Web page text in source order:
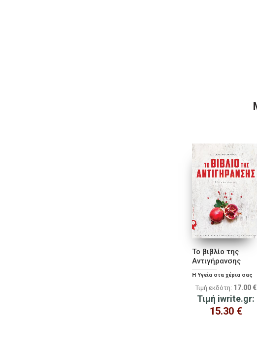
Το βιβλίο της
Αντιγήρανσης
Η Υγεία στα χέρια σας
Τιμή εκδότη: 17.00 €
Τιμή iwrite.gr:
15.30 €